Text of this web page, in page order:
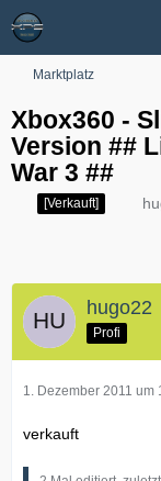
Marktplatz
Xbox360 -
Version ##
War 3 ##
[Verkauft]
hugo22
Profi
1. Dezember 2011 um
verkauft